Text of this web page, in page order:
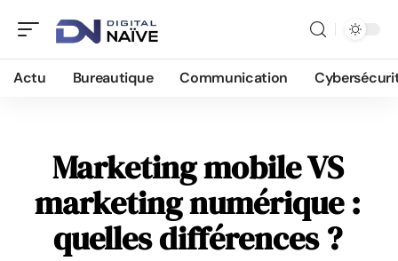
Actu Bureautique Communication
Marketing mobile VS
marketing numérique :
quelles différences ?